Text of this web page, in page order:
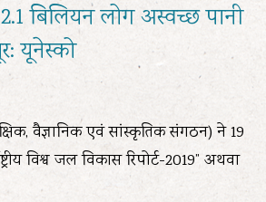
बिलियन लोग अस्वच्छ पानी
यूनेस्को
वैज्ञानिक एवं सांस्कृतिक संगठन) ने 19
विश्व जल विकास रिपोर्ट-2019” अथवा